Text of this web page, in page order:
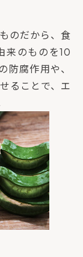
のだから、食
来のものを10
防腐作用や、
ることで、エ